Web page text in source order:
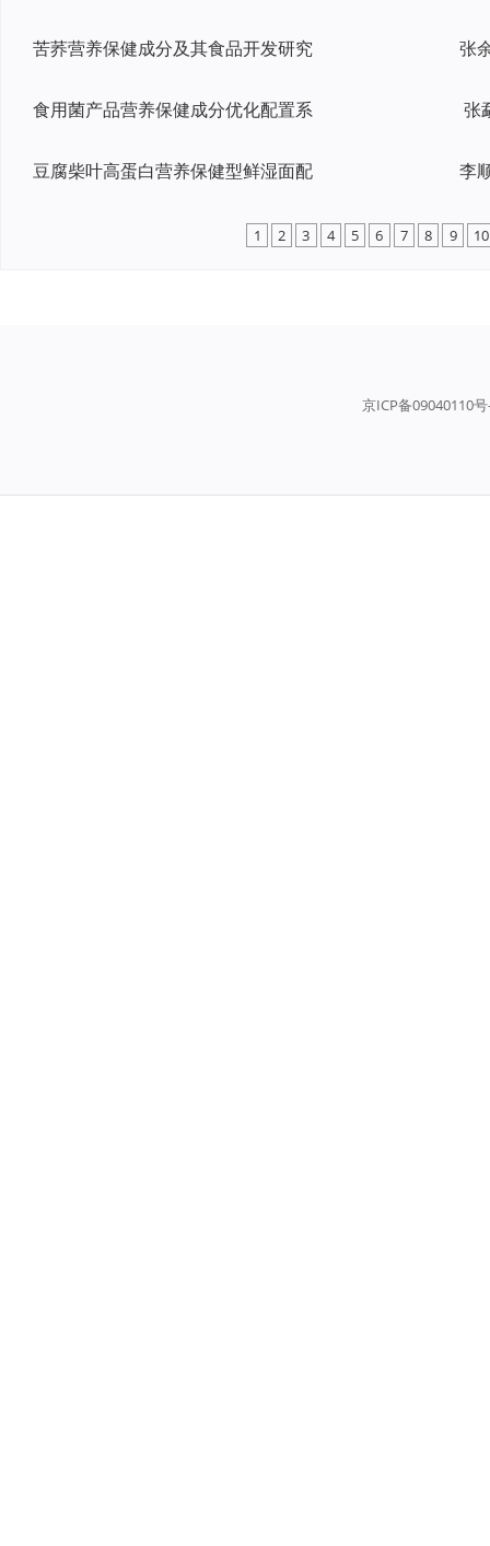
苦荞营养保健成分及其食品开发研究
食用菌产品营养保健成分优化配置系 张
豆腐柴叶高蛋白营养保健型鲜湿面配
1 2 3 4 5 6 7 8 9 10
京ICP备09040110